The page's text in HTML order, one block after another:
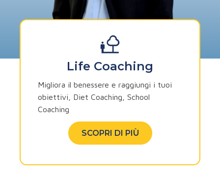
Life Coaching
Migliora il benessere e raggiungi i tuoi
obiettivi, Diet Coaching, School
Coaching
SCOPRI DI PIÙ